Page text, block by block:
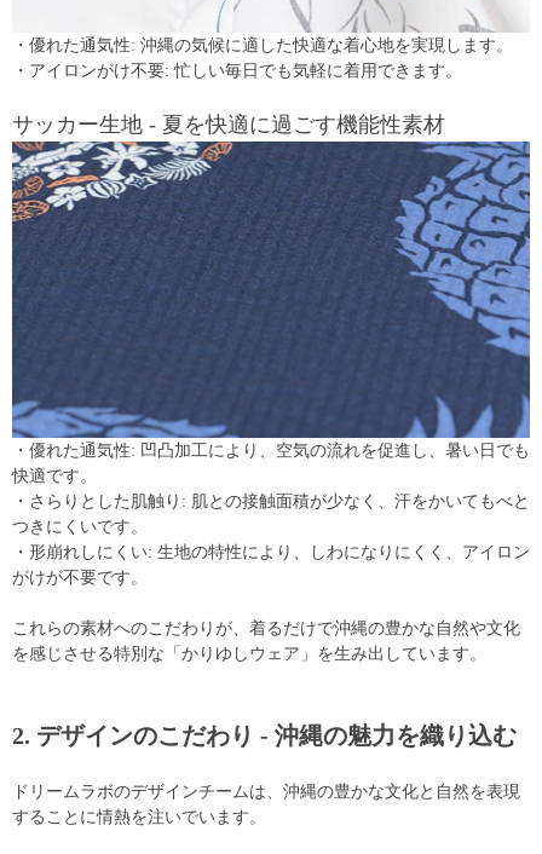
・優れた通気性: 沖縄の気候に適した快適な着心地を実現します。
・アイロンがけ不要: 忙しい毎日でも気軽に着用できます。
サッカー生地 - 夏を快適に過ごす機能性素材
・優れた通気性: 凹凸加工により、空気の流れを促進し、暑い日でも
快適です。
・さらりとした肌触り: 肌との接触面積が少なく、汗をかいてもべと
つきにくいです。
・形崩れしにくい: 生地の特性により、しわになりにくく、アイロン
がけが不要です。
これらの素材へのこだわりが、着るだけで沖縄の豊かな自然や文化
を感じさせる特別な「かりゆしウェア」を生み出しています。
2. デザインのこだわり - 沖縄の魅力を織り込む
ドリームラボのデザインチームは、沖縄の豊かな文化と自然を表現
することに情熱を注いでいます。